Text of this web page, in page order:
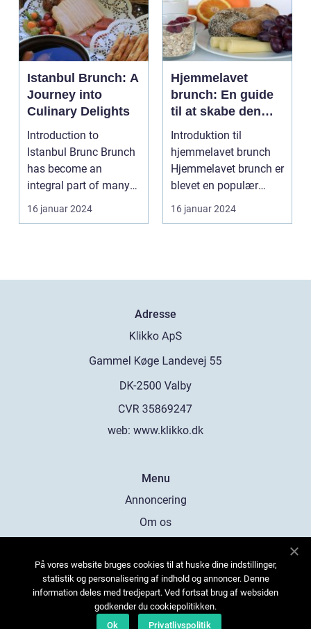
Istanbul Brunch: A
Journey into
Culinary Delights
Introduction to
Istanbul Brunc Brunch
has become an
integral part of many
people's weekends,
offerin...
16 januar 2024
Hjemmelavet
brunch: En guide
til at skabe den
perfekte
weekendmorgen
Introduktion til
hjemmelavet brunch
Hjemmelavet brunch er
blevet en populær
tradition for mange
men...
16 januar 2024
Adresse
web: www.klikko.dk
Menu
Annoncering
Om os
Kontakt os
Sitemap
På vores website bruges cookies til at huske dine indstillinger,
statistik og personalisering af indhold og annoncer. Denne
information deles med tredjepart. Ved fortsat brug af websiden
godkender du cookiepolitikken.
Ok
Privatlivspolitik